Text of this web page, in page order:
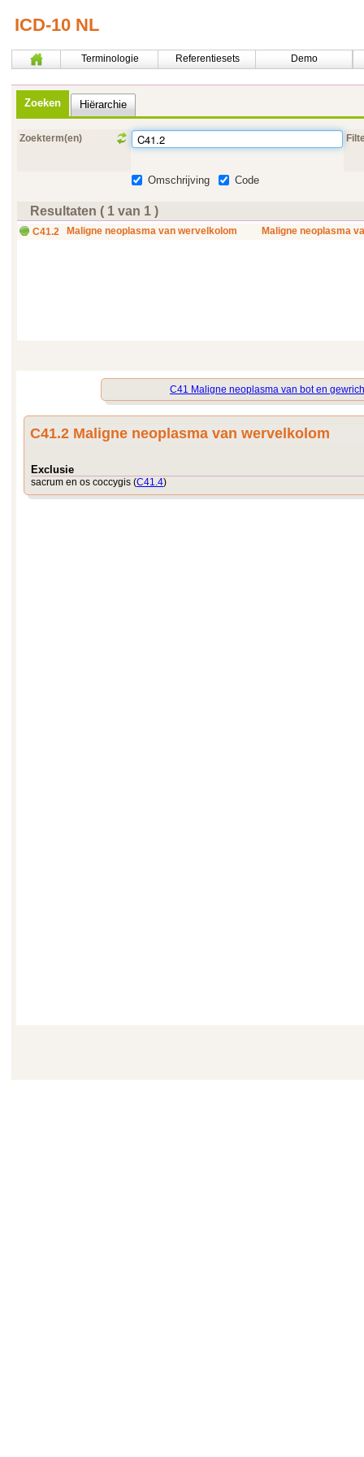
ICD-10 NL
Terminologie Referentiesets Demo
Zoeken Hiërarchie
Zoekterm(en)
Omschrijving Code
Resultaten ( 1 van 1 )
C41.2 Maligne neoplasma van wervelkolom Maligne neoplasma